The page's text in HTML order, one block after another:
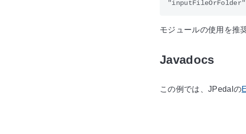
モジュールの使用を推
Javadocs
この例では、JPedalの